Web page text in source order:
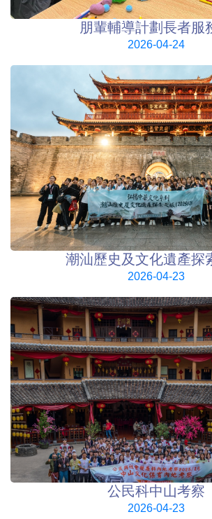
朋輩輔導計劃長者服
2026-04-24
潮汕歷史及文化遺產探
2026-04-23
公民科中山考察
2026-04-23